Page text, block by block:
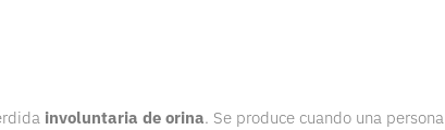
involuntaria de orina. Se produce cuando una persona